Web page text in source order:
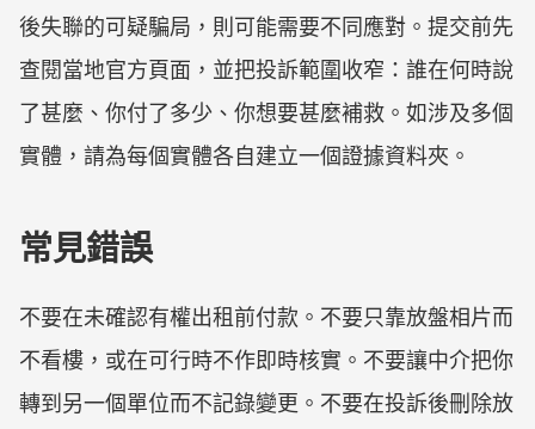
後失聯的可疑騙局，則可能需要不同應對。提交前先
查閱當地官方頁面，並把投訴範圍收窄：誰在何時說
了甚麼、你付了多少、你想要甚麼補救。如涉及多個
實體，請為每個實體各自建立一個證據資料夾。
常見錯誤
不要在未確認有權出租前付款。不要只靠放盤相片而
不看樓，或在可行時不作即時核實。不要讓中介把你
轉到另一個單位而不記錄變更。不要在投訴後刪除放